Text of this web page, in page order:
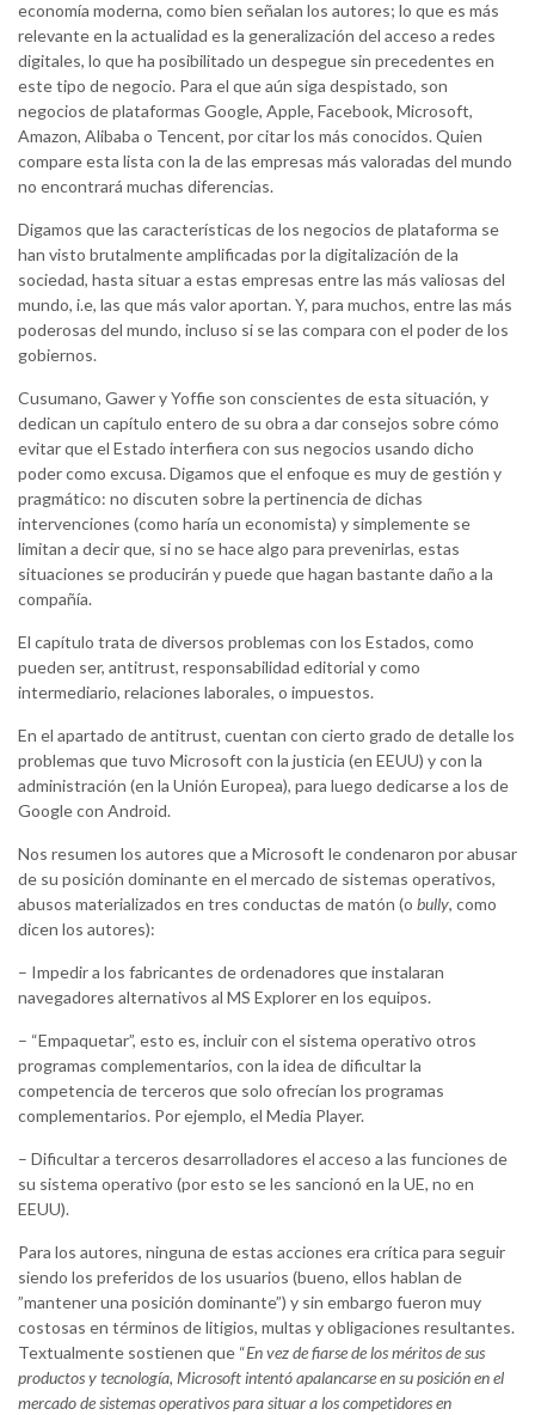
economía moderna, como bien señalan los autores; lo que es más
relevante en la actualidad es la generalización del acceso a redes
digitales, lo que ha posibilitado un despegue sin precedentes en
este tipo de negocio. Para el que aún siga despistado, son
negocios de plataformas Google, Apple, Facebook, Microsoft,
Amazon, Alibaba o Tencent, por citar los más conocidos. Quien
compare esta lista con la de las empresas más valoradas del mundo
no encontrará muchas diferencias.
Digamos que las características de los negocios de plataforma se
han visto brutalmente amplificadas por la digitalización de la
sociedad, hasta situar a estas empresas entre las más valiosas del
mundo, i.e, las que más valor aportan. Y, para muchos, entre las más
poderosas del mundo, incluso si se las compara con el poder de los
gobiernos.
Cusumano, Gawer y Yoffie son conscientes de esta situación, y
dedican un capítulo entero de su obra a dar consejos sobre cómo
evitar que el Estado interfiera con sus negocios usando dicho
poder como excusa. Digamos que el enfoque es muy de gestión y
pragmático: no discuten sobre la pertinencia de dichas
intervenciones (como haría un economista) y simplemente se
limitan a decir que, si no se hace algo para prevenirlas, estas
situaciones se producirán y puede que hagan bastante daño a la
compañía.
El capítulo trata de diversos problemas con los Estados, como
pueden ser, antitrust, responsabilidad editorial y como
intermediario, relaciones laborales, o impuestos.
En el apartado de antitrust, cuentan con cierto grado de detalle los
problemas que tuvo Microsoft con la justicia (en EEUU) y con la
administración (en la Unión Europea), para luego dedicarse a los de
Google con Android.
Nos resumen los autores que a Microsoft le condenaron por abusar
de su posición dominante en el mercado de sistemas operativos,
abusos materializados en tres conductas de matón (o bully, como
dicen los autores):
– Impedir a los fabricantes de ordenadores que instalaran
navegadores alternativos al MS Explorer en los equipos.
– “Empaquetar”, esto es, incluir con el sistema operativo otros
programas complementarios, con la idea de dificultar la
competencia de terceros que solo ofrecían los programas
complementarios. Por ejemplo, el Media Player.
– Dificultar a terceros desarrolladores el acceso a las funciones de
su sistema operativo (por esto se les sancionó en la UE, no en
EEUU).
Para los autores, ninguna de estas acciones era crítica para seguir
siendo los preferidos de los usuarios (bueno, ellos hablan de
”mantener una posición dominante”) y sin embargo fueron muy
costosas en términos de litigios, multas y obligaciones resultantes.
Textualmente sostienen que “En vez de fiarse de los méritos de sus
productos y tecnología, Microsoft intentó apalancarse en su posición en el
mercado de sistemas operativos para situar a los competidores en